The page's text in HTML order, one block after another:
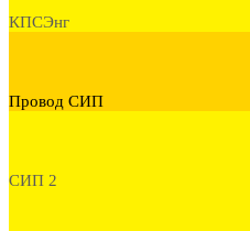
КПСЭнг
Провод СИП
СИП 2